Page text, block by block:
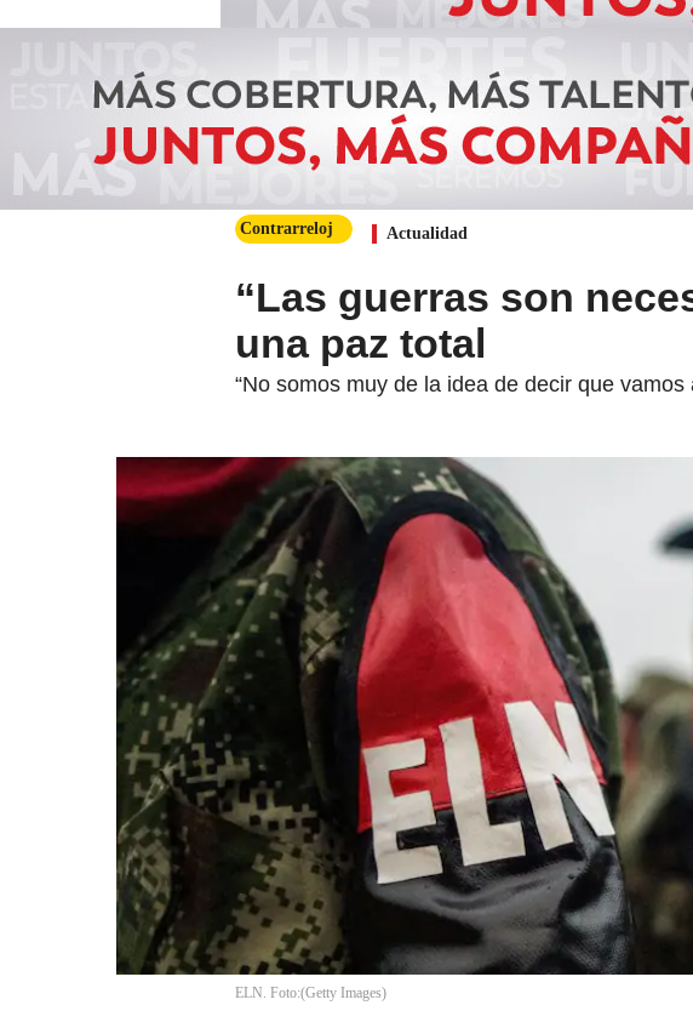
Contrarreloj Actualidad
“Las guerras son
una paz total
“No somos muy de la idea de decir que
ELN. Foto:(Getty Images)